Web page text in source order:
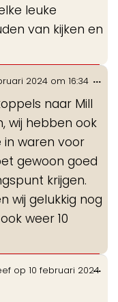
leuke
van kijken en
2024 om 16:34
naar Mill
wij hebben ook
in waren voor
gewoon goed
krijgen.
wij gelukkig nog
weer 10
...
op 10 februari 2024
...